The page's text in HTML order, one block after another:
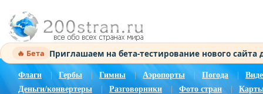
🔥 Бета Приглашаем на бета-тестирование нового
Флаги Гербы Гимны | Аэропорты Погода |
Деньги/конвертеры
Разговорники Фото стран